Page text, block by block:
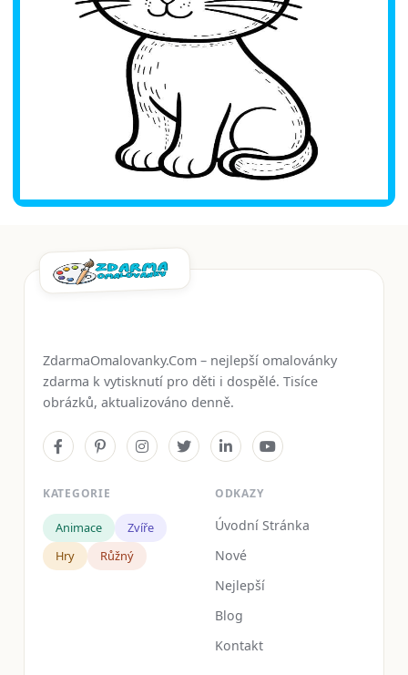
ZdarmaOmalovanky.Com – nejlepší omalovánky
zdarma k vytisknutí pro děti i dospělé. Tisíce
obrázků, aktualizováno denně.
KATEGORIE
Animace
Zvíře
Hry
Růžný
ODKAZY
Úvodní Stránka
Nové
Nejlepší
Blog
Kontakt